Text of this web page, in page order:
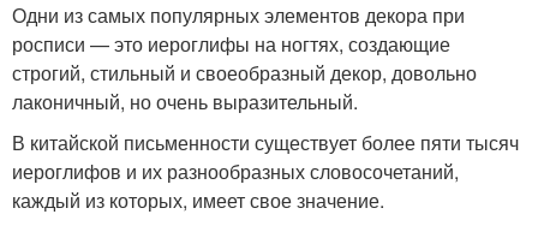
Одни из самых популярных элементов декора при
росписи — это иероглифы на ногтях, создающие
строгий, стильный и своеобразный декор, довольно
лаконичный, но очень выразительный.
В китайской письменности существует более пяти тысяч
иероглифов и их разнообразных словосочетаний,
каждый из которых, имеет свое значение.